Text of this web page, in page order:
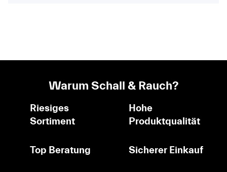
Warum Schall & Rauch?
Riesiges
Sortiment
Hohe
Produktqualität
Top Beratung Sicherer Einkauf